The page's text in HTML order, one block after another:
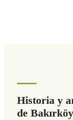
Historia y
de Bakırköy